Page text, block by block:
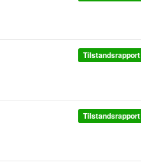
Tilstandsrapport
Tilstandsrapport